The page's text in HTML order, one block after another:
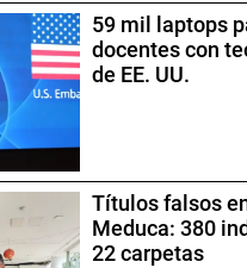
59 mil laptops
docentes con
de EE. UU.
Títulos falsos
Meduca: 380
22 carpetas